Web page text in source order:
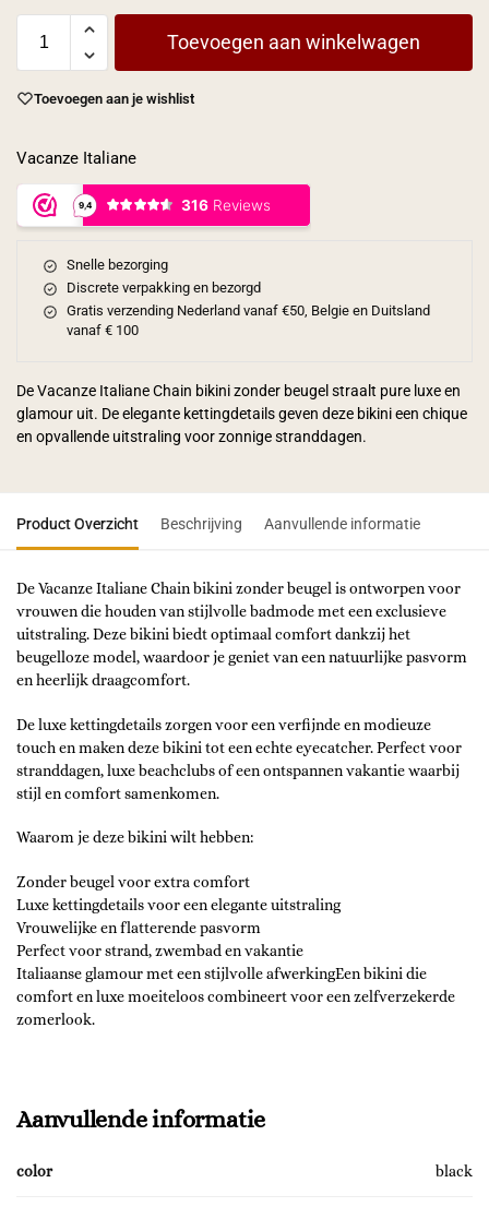
Toevoegen aan winkelwagen
Toevoegen aan je wishlist
Vacanze Italiane
Snelle bezorging
Discrete verpakking en bezorgd
Gratis verzending Nederland vanaf €50, Belgie en Duitsland
vanaf € 100
De Vacanze Italiane Chain bikini zonder beugel straalt pure luxe en
glamour uit. De elegante kettingdetails geven deze bikini een chique
en opvallende uitstraling voor zonnige stranddagen.
Product Overzicht Beschrijving Aanvullende informatie
De Vacanze Italiane Chain bikini zonder beugel is ontworpen voor
vrouwen die houden van stijlvolle badmode met een exclusieve
uitstraling. Deze bikini biedt optimaal comfort dankzij het
beugelloze model, waardoor je geniet van een natuurlijke pasvorm
en heerlijk draagcomfort.
De luxe kettingdetails zorgen voor een verfijnde en modieuze
touch en maken deze bikini tot een echte eyecatcher. Perfect voor
stranddagen, luxe beachclubs of een ontspannen vakantie waarbij
stijl en comfort samenkomen.
Waarom je deze bikini wilt hebben:
Zonder beugel voor extra comfort
Luxe kettingdetails voor een elegante uitstraling
Vrouwelijke en flatterende pasvorm
Perfect voor strand, zwembad en vakantie
Italiaanse glamour met een stijlvolle afwerkingEen bikini die
comfort en luxe moeiteloos combineert voor een zelfverzekerde
zomerlook.
Aanvullende informatie
color black